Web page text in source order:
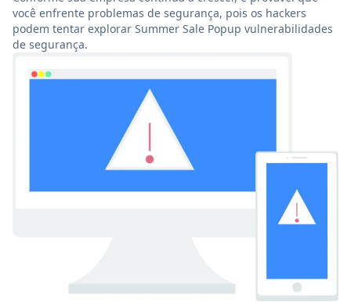
você enfrente problemas de segurança, pois os hackers
podem tentar explorar Summer Sale Popup vulnerabilidades
de segurança.